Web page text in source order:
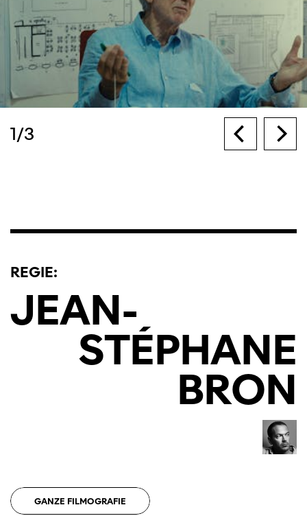
1/3
REGIE:
JEAN-
STÉPHANE
BRON
GANZE FILMOGRAFIE